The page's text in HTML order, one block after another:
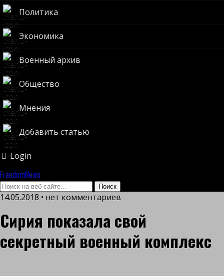
Политика
Экономика
Военный архив
Общество
Мнения
Добавить статью
Login
FreedomNews
14.05.2018 • нет комментариев
Сирия показала свой
секретный военный комплекс